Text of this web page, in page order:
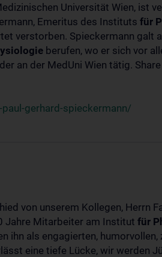
Universität Wien, ist
Emeritus des Instituts für
verstorben. Spieckermann galt
berufen, wo er sich vor
an der MedUni Wien tätig. Share
gerhard-spieckermann/
von unserem Kollegen, Herrn
Jahre Mitarbeiter am Institut für
ihn als engagierten,
eine tiefe Lücke, wir werden